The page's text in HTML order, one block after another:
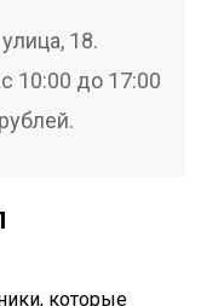
18.
10:00 до 17:00
которые